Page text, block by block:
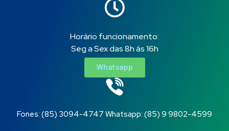
Horário funcionamento:
Seg a Sex das 8h ás 16h
Whatsapp
Fones: (85) 3094-4747 Whatsapp: (85) 9 9802-4599